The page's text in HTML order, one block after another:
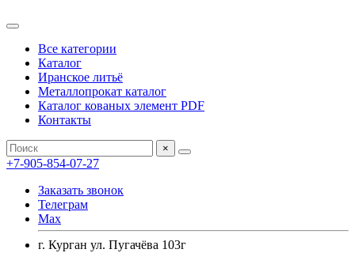
Все категории
Каталог
Иранское литьё
Металлопрокат каталог
Каталог кованых элемент PDF
Контакты
×
+7-905-854-07-27
Заказать звонок
Телеграм
Max
г. Курган ул. Пугачёва 103г